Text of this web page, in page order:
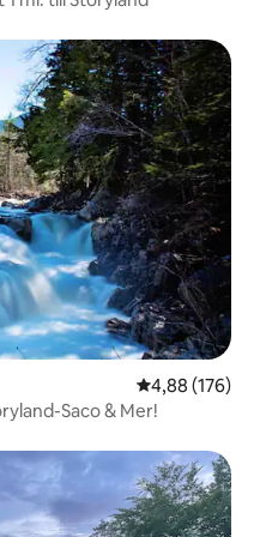
4,88 av 5 i
4,88 (176)
Saco & Mer!